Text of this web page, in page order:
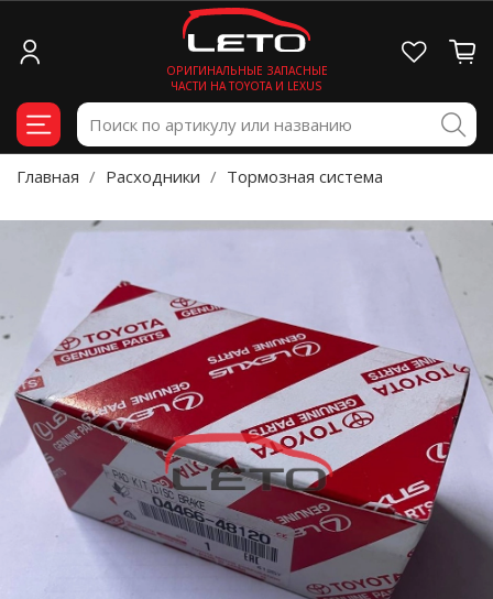
ОРИГИНАЛЬНЫЕ ЗАПАСНЫЕ
ЧАСТИ НА TOYOTA И LEXUS
Главная Расходники Тормозная система